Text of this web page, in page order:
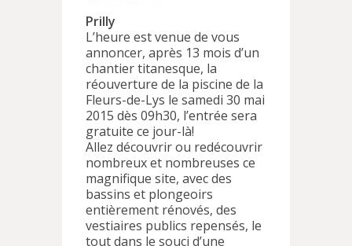
Prilly
L’heure est venue de vous
annoncer, après 13 mois d’un
chantier titanesque, la
réouverture de la piscine de la
Fleurs-de-Lys le samedi 30 mai
2015 dès 09h30, l’entrée sera
gratuite ce jour-là!
Allez découvrir ou redécouvrir
nombreux et nombreuses ce
magnifique site, avec des
bassins et plongeoirs
entièrement rénovés, des
vestiaires publics repensés, le
tout dans le souci d’une